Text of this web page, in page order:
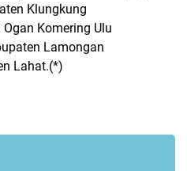
Klungkung
Komering Ulu
Lamongan
Lahat.(*)